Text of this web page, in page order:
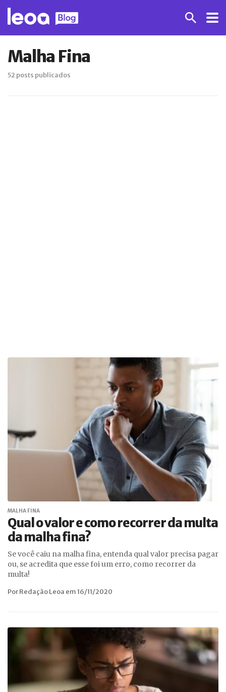
Malha Fina
52 posts publicados
MALHA FINA
Qual o valor e como recorrer da multa
da malha fina?
Se você caiu na malha fina, entenda qual valor precisa pagar
ou, se acredita que esse foi um erro, como recorrer da
multa!
Por Redação Leoa em 16/11/2020